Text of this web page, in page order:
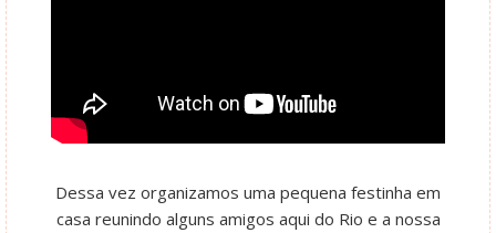
Dessa vez organizamos uma pequena festinha em
casa reunindo alguns amigos aqui do Rio e a nossa